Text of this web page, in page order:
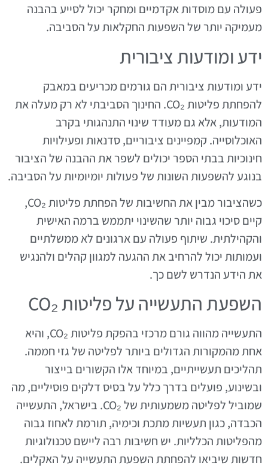
פעולה עם מוסדות אקדמיים ומחקר יכול לסייע בהבנה
מעמיקה יותר של השפעות החקלאות על הסביבה.
ידע ומודעות ציבורית
ידע ומודעות ציבורית הם גורמים מכריעים במאבק
להפחתת פליטות CO₂. החינוך הסביבתי לא רק מעלה את
המודעות, אלא גם מעודד שינוי התנהגותי בקרב
האוכלוסייה. קמפיינים ציבוריים, סדנאות ופעילויות
חינוכיות בבתי הספר יכולים לשפר את ההבנה של הציבור
בנוגע להשפעות השונות של פעולות יומיומיות על הסביבה.
כשהציבור מבין את החשיבות של הפחתת פליטות CO₂,
קיים סיכוי גבוה יותר שהשינוי יתממש ברמה האישית
והקהילתית. שיתוף פעולה עם ארגונים לא ממשלתיים
ועמותות יכול להרחיב את ההגעה למגוון קהלים ולהנגיש
את הידע הנדרש לשם כך.
השפעת התעשייה על פליטות CO₂
התעשייה מהווה גורם מרכזי בהפקת פליטות CO₂, והיא
אחת מהמקורות הגדולים ביותר לפליטה של גזי חממה.
תהליכים תעשייתיים, במיוחד אלו הקשורים בייצור
ובשינוע, פועלים בדרך כלל על בסיס דלקים פוסיליים, מה
שמוביל לפליטה משמעותית של CO₂. בישראל, התעשייה
הכבדה, כגון תעשיות מתכת וכימיה, תורמת לאחוז גבוה
מהפליטות הכלליות. יש חשיבות רבה ליישם טכנולוגיות
חדשות שיביאו להפחתת השפעת התעשייה על האקלים.